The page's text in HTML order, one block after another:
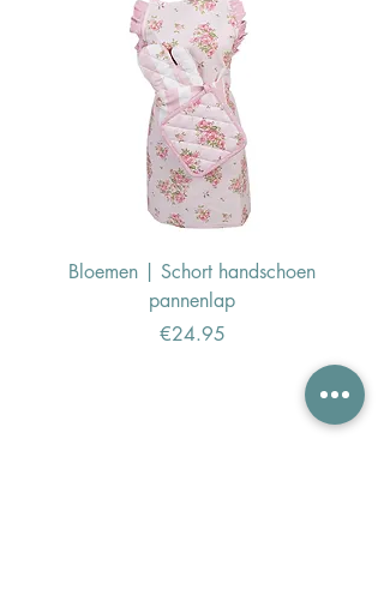
Bloemen | Schort handschoen
pannenlap
Price
€24.95